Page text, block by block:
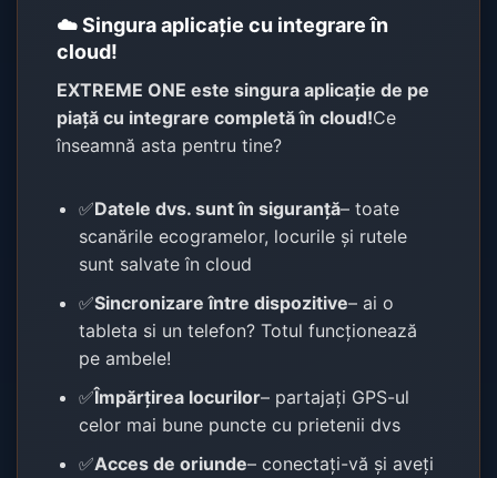
☁️ Singura aplicație cu integrare în
cloud!
EXTREME ONE este singura aplicație de pe
piață cu integrare completă în cloud!Ce
înseamnă asta pentru tine?
✅Datele dvs. sunt în siguranță– toate
scanările ecogramelor, locurile și rutele
sunt salvate în cloud
✅Sincronizare între dispozitive– ai o
tableta si un telefon? Totul funcționează
pe ambele!
✅Împărțirea locurilor– partajați GPS-ul
celor mai bune puncte cu prietenii dvs
✅Acces de oriunde– conectați-vă și aveți